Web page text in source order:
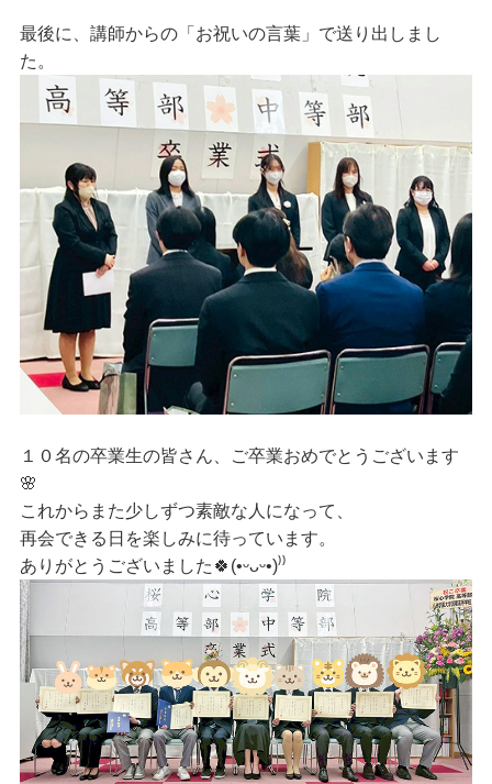
最後に、講師からの「お祝いの言葉」で送り出しまし
た。
１０名の卒業生の皆さん、ご卒業おめでとうございます
🌸
これからまた少しずつ素敵な人になって、
再会できる日を楽しみに待っています。
ありがとうございました 🍀 (•ᵕᴗᵕ•)⁾⁾